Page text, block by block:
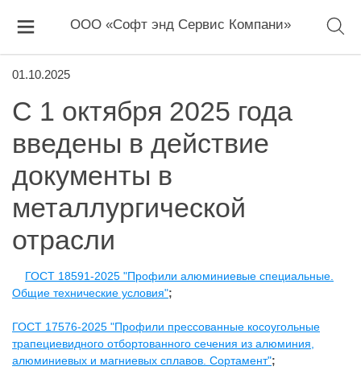
ООО «Софт энд Сервис Компани»
01.10.2025
С 1 октября 2025 года
введены в действие
документы в
металлургической
отрасли
ГОСТ 18591-2025 "Профили алюминиевые специальные.
Общие технические условия";
ГОСТ 17576-2025 "Профили прессованные косоугольные
трапециевидного отбортованного сечения из алюминия,
алюминиевых и магниевых сплавов. Сортамент";